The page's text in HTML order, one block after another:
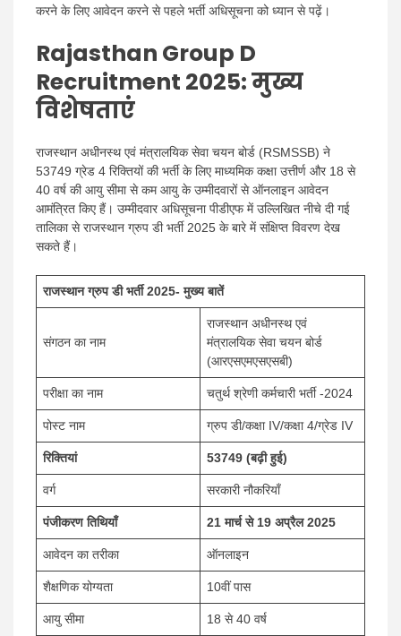
करने के लिए आवेदन करने से पहले भर्ती अधिसूचना को ध्यान से पढ़ें।
Rajasthan Group D
Recruitment 2025: मुख्य
विशेषताएं
राजस्थान अधीनस्थ एवं मंत्रालयिक सेवा चयन बोर्ड (RSMSSB) ने
53749 ग्रेड 4 रिक्तियों की भर्ती के लिए माध्यमिक कक्षा उत्तीर्ण और 18 से
40 वर्ष की आयु सीमा से कम आयु के उम्मीदवारों से ऑनलाइन आवेदन
आमंत्रित किए हैं। उम्मीदवार अधिसूचना पीडीएफ में उल्लिखित नीचे दी गई
तालिका से राजस्थान ग्रुप डी भर्ती 2025 के बारे में संक्षिप्त विवरण देख
सकते हैं।
राजस्थान ग्रुप डी भर्ती 2025- मुख्य बातें
संगठन का नाम
राजस्थान अधीनस्थ एवं
मंत्रालयिक सेवा चयन बोर्ड
(आरएसएमएसएसबी)
परीक्षा का नाम चतुर्थ श्रेणी कर्मचारी भर्ती -2024
पोस्ट नाम ग्रुप डी/कक्षा IV/कक्षा 4/ग्रेड IV
रिक्तियां 53749 (बढ़ी हुई)
वर्ग सरकारी नौकरियाँ
पंजीकरण तिथियाँ 21 मार्च से 19 अप्रैल 2025
आवेदन का तरीका ऑनलाइन
शैक्षणिक योग्यता 10वीं पास
आयु सीमा 18 से 40 वर्ष